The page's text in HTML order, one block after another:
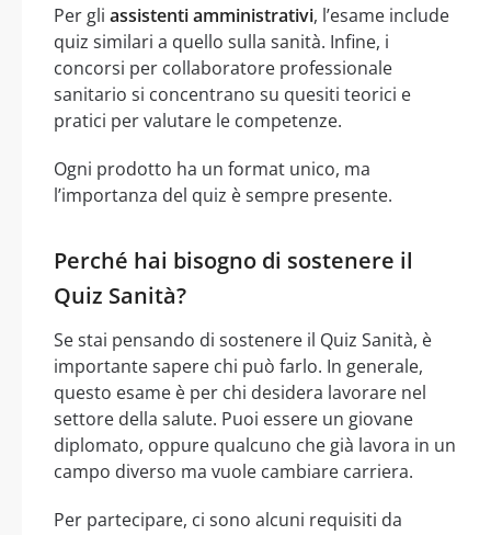
Per gli assistenti amministrativi, l’esame include
quiz similari a quello sulla sanità. Infine, i
concorsi per collaboratore professionale
sanitario si concentrano su quesiti teorici e
pratici per valutare le competenze.
Ogni prodotto ha un format unico, ma
l’importanza del quiz è sempre presente.
Perché hai bisogno di sostenere il
Quiz Sanità?
Se stai pensando di sostenere il Quiz Sanità, è
importante sapere chi può farlo. In generale,
questo esame è per chi desidera lavorare nel
settore della salute. Puoi essere un giovane
diplomato, oppure qualcuno che già lavora in un
campo diverso ma vuole cambiare carriera.
Per partecipare, ci sono alcuni requisiti da